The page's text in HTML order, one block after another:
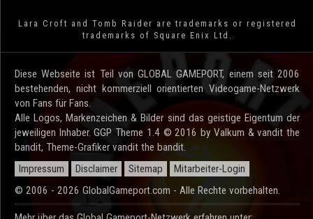
Lara Croft and Tomb Raider are trademarks or registered
trademarks of Square Enix Ltd.
Diese Webseite ist Teil von GLOBAL GAMEPORT, einem seit 2006
bestehenden, nicht kommerziell orientierten Videogame-Netzwerk
von Fans für Fans.
Alle Logos, Markenzeichen & Bilder sind das geistige Eigentum der
jeweiligen Inhaber. GGP Theme 1.4 © 2016 by Valkum & vandit the
bandit, Theme-Grafiker vandit the bandit.
Impressum
Disclaimer Sitemap
Mitarbeiter-Login
© 2006 - 2026 GlobalGameport.com - Alle Rechte vorbehalten.